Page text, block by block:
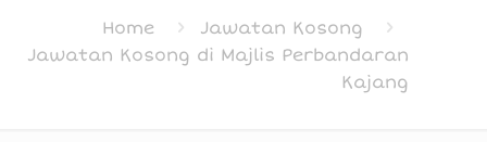
Home
Jawatan Kosong
Jawatan Kosong di Majlis Perbandaran
Kajang